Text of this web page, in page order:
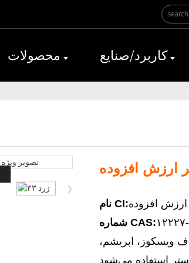
محصولات کاربرد/صنایع
نام CI:
شماره CAS:۵۰-۸
ویسکوز، ابریشم،